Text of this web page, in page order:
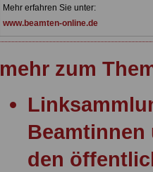
Mehr erfahren Sie unter:
www.beamten-online.de
mehr zum
Beamtinnen
den